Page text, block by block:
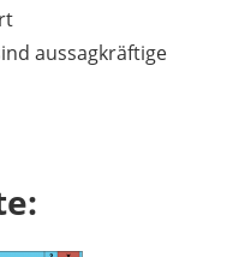
aussagkräftige